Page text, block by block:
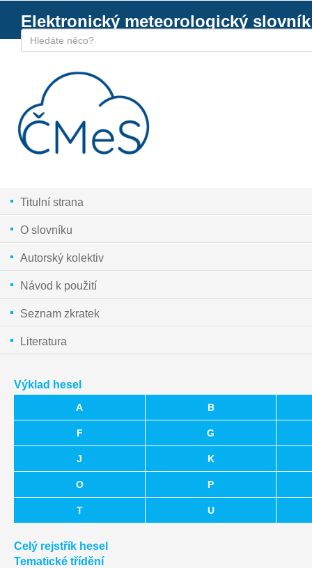
Elektronický meteorologický slovník
Titulní strana
O slovníku
Autorský kolektiv
Návod k použití
Seznam zkratek
Literatura
Výklad hesel
A B
F G
J K
O P
T U
Celý rejstřík hesel
Tematické třídění